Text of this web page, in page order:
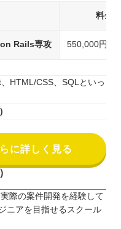
料金
Rails専攻 550,000円（
HTML/CSS、SQLといっ
に詳しく見る
際の案件開発を経験して
ニアを目指せるスクール